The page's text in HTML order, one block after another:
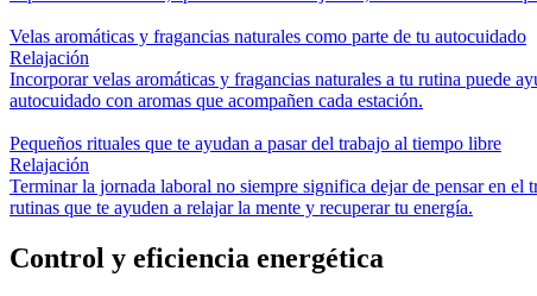
Velas aromáticas y fragancias naturales como parte de tu autocuidado
Relajación
Incorporar velas aromáticas y fragancias naturales a tu rutina puede
autocuidado con aromas que acompañen cada estación.
Pequeños rituales que te ayudan a pasar del trabajo al tiempo libre
Relajación
Terminar la jornada laboral no siempre significa dejar de pensar en el
rutinas que te ayuden a relajar la mente y recuperar tu energía.
Control y eficiencia energética